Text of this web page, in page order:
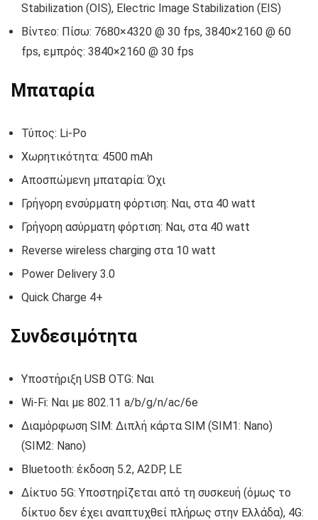
Stabilization (OIS), Electric Image Stabilization (EIS)
Βίντεο: Πίσω: 7680×4320 @ 30 fps, 3840×2160 @ 60
fps, εμπρός: 3840×2160 @ 30 fps
Μπαταρία
Τύπος: Li-Po
Χωρητικότητα: 4500 mAh
Αποσπώμενη μπαταρία: Όχι
Γρήγορη ενσύρματη φόρτιση: Ναι, στα 40 watt
Γρήγορη ασύρματη φόρτιση: Ναι, στα 40 watt
Reverse wireless charging στα 10 watt
Power Delivery 3.0
Quick Charge 4+
Συνδεσιμότητα
Υποστήριξη USB OTG: Ναι
Wi-Fi: Ναι με 802.11 а/b/g/n/ac/6e
Διαμόρφωση SIM: Διπλή κάρτα SIM (SIM1: Nano)
(SIM2: Nano)
Bluetooth: έκδοση 5.2, A2DP, LE
Δίκτυο 5G: Υποστηρίζεται από τη συσκευή (όμως το
δίκτυο δεν έχει αναπτυχθεί πλήρως στην Ελλάδα), 4G: